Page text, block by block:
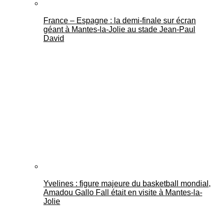
France – Espagne : la demi-finale sur écran
géant à Mantes-la-Jolie au stade Jean-Paul
David
Yvelines : figure majeure du basketball mondial,
Amadou Gallo Fall était en visite à Mantes-la-
Jolie